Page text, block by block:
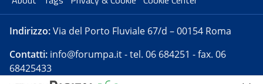
Indirizzo:Via del Porto Fluviale 67/d – 00154 Roma
Contatti: info@forumpa.it- tel. 06 684251 - fax. 06
68425433